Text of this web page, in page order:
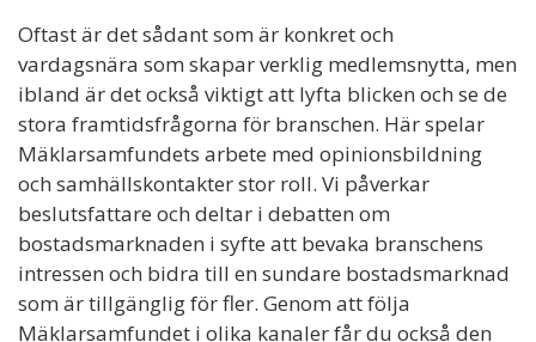
Oftast är det sådant som är konkret och
vardagsnära som skapar verklig medlemsnytta, men
ibland är det också viktigt att lyfta blicken och se de
stora framtidsfrågorna för branschen. Här spelar
Mäklarsamfundets arbete med opinionsbildning
och samhällskontakter stor roll. Vi påverkar
beslutsfattare och deltar i debatten om
bostadsmarknaden i syfte att bevaka branschens
intressen och bidra till en sundare bostadsmarknad
som är tillgänglig för fler. Genom att följa
Mäklarsamfundet i olika kanaler får du också den